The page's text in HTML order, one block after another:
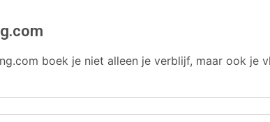
boek je niet alleen je verblijf, maar ook je